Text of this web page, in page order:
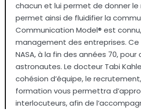
chacun et lui permet de donner
permet ainsi de fluidifier la
Communication Model® est
management des entreprises. Ce
NASA, à la fin des années 70,
astronautes. Le docteur Tabi
cohésion d’équipe, le
formation vous permettra
interlocuteurs, afin de